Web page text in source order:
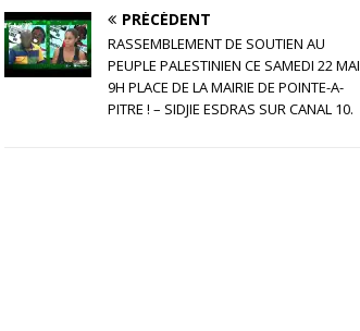
PRÉCÉDENT
RASSEMBLEMENT DE SOUTIEN AU
PEUPLE PALESTINIEN CE SAMEDI 22 MAI
9H PLACE DE LA MAIRIE DE POINTE-A-
PITRE ! – SIDJIE ESDRAS SUR CANAL 10.